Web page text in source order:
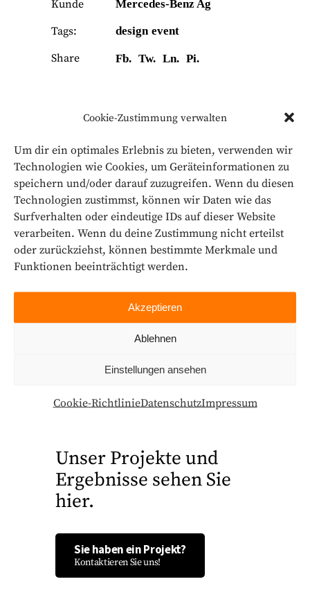
Cookie-Zustimmung verwalten
Um dir ein optimales Erlebnis zu bieten, verwenden wir
Technologien wie Cookies, um Geräteinformationen zu
speichern und/oder darauf zuzugreifen. Wenn du diesen
Technologien zustimmst, können wir Daten wie das
Surfverhalten oder eindeutige IDs auf dieser Website
verarbeiten. Wenn du deine Zustimmung nicht erteilst
oder zurückziehst, können bestimmte Merkmale und
Funktionen beeinträchtigt werden.
Akzeptieren
Ablehnen
Einstellungen ansehen
Cookie-RichtlinieDatenschutzImpressum
Kunde Mercedes-Benz Ag
Tags: design event
Share Fb. Tw. Ln. Pi.
Unser Projekte und
Ergebnisse sehen Sie
hier.
Sie haben ein Projekt?
Kontaktieren Sie uns!